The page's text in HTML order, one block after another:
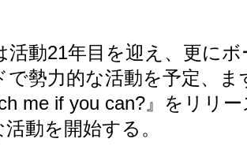
活動21年目を迎え、更に
で勢力的な活動を予定、ま
me if you can?』をリリ
動を開始する。